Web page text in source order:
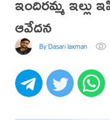
ఆవేదన
By Dasari laxman